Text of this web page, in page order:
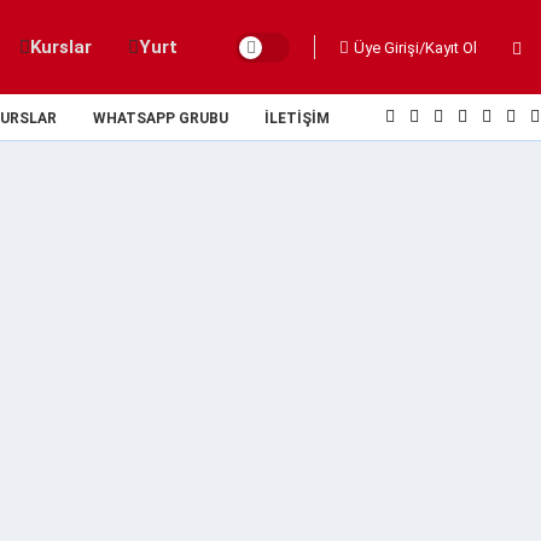
Kurslar Yurt Üye Girişi/Kayıt Ol
WHATSAPP GRUBU İLETIŞIM